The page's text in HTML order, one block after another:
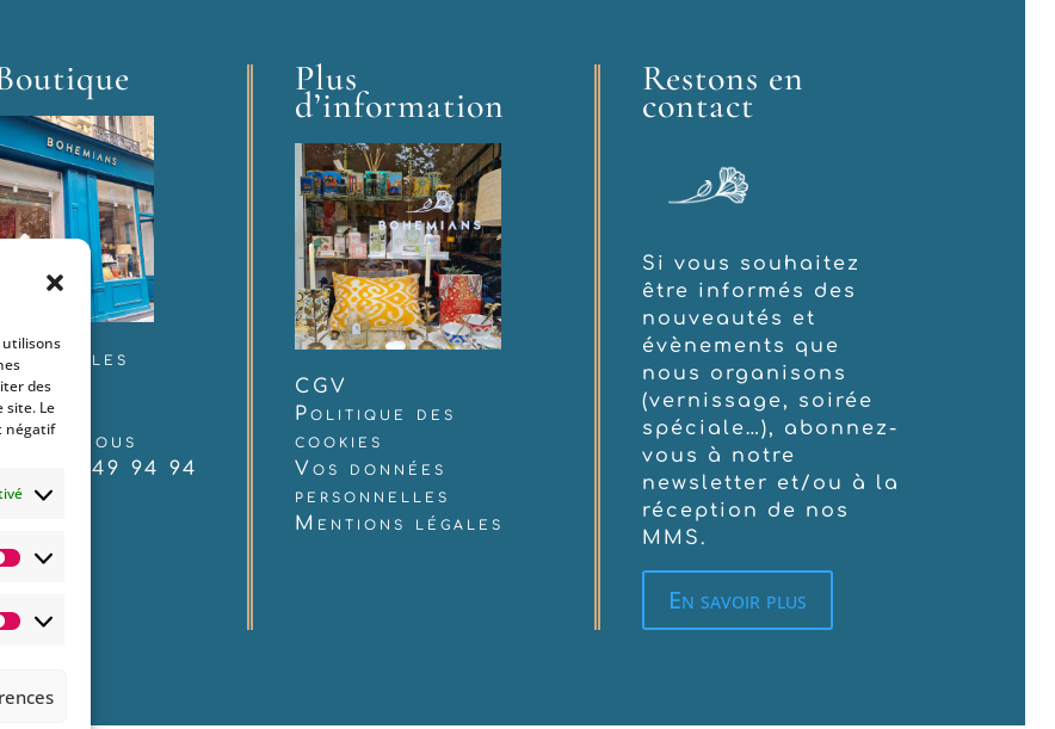
utilisons
des
site. Le
négatif
Statistiques
Marketing
Charles
Paris
nous
06 60 49 94 94
Plus
d’information
CGV
Politique des
cookies
Vos données
personnelles
Mentions légales
Restons en
contact
Si vous souhaitez
être informés des
nouveautés et
évènements que
nous organisons
(vernissage, soirée
spéciale…), abonnez-
vous à notre
newsletter et/ou à la
réception de nos
MMS.
En savoir plus